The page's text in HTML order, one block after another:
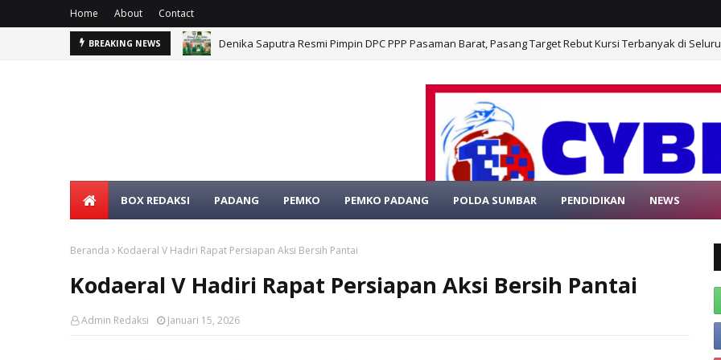
Home About Contact
BREAKING NEWS
Wakil bupati M.Ihpan Denika Saputra Resmi Pimpin DPC PPP Pasaman Barat, Pasang Target Rebut Kursi Terbanyak di
SELAMAT DATANG DI
BOX REDAKSI PADANG PEMKO PEMKO PADANG POLDA SUMBAR PENDIDIKAN NEWS
Beranda Kodaeral V Hadiri Rapat Persiapan Aksi Bersih Pantai
Kodaeral V Hadiri Rapat Persiapan Aksi Bersih Pantai
Admin Redaksi Januari 15, 2026